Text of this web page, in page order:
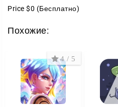
Price $0 (Бесплатно)
Похожие:
4 / 5